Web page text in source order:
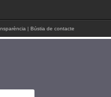
| Bústia de contacte